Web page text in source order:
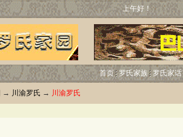
上午好！
首页 罗氏家族 罗氏家话
→ 川渝罗氏 → 川渝罗氏